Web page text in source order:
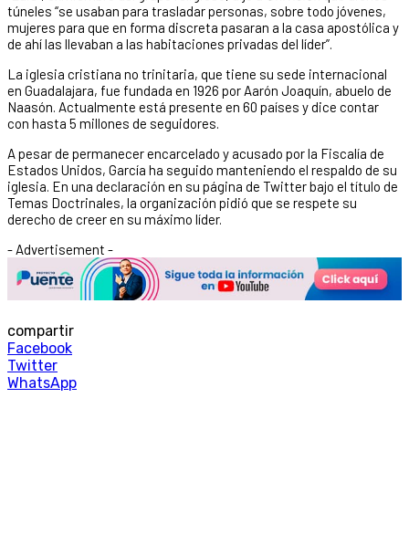
túneles “se usaban para trasladar personas, sobre todo jóvenes,
mujeres para que en forma discreta pasaran a la casa apostólica y
de ahí las llevaban a las habitaciones privadas del líder”.
La iglesia cristiana no trinitaria, que tiene su sede internacional
en Guadalajara, fue fundada en 1926 por Aarón Joaquín, abuelo de
Naasón. Actualmente está presente en 60 países y dice contar
con hasta 5 millones de seguidores.
A pesar de permanecer encarcelado y acusado por la Fiscalía de
Estados Unidos, García ha seguido manteniendo el respaldo de su
iglesia. En una declaración en su página de Twitter bajo el título de
Temas Doctrinales, la organización pidió que se respete su
derecho de creer en su máximo líder.
- Advertisement -
compartir
Facebook
Twitter
WhatsApp